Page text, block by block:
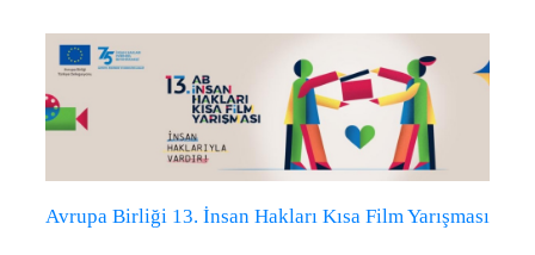
Avrupa Birliği 13. İnsan Hakları Kısa Film Yarışması